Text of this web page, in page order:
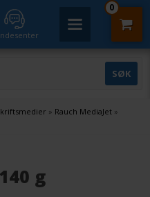
0
» Rauch MediaJet »
g